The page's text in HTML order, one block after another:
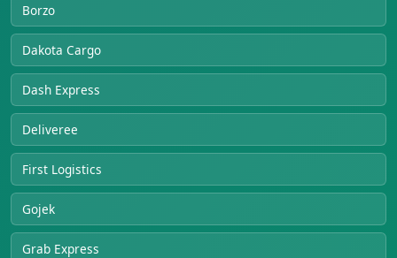
Borzo
Dakota Cargo
Dash Express
Deliveree
First Logistics
Gojek
Grab Express